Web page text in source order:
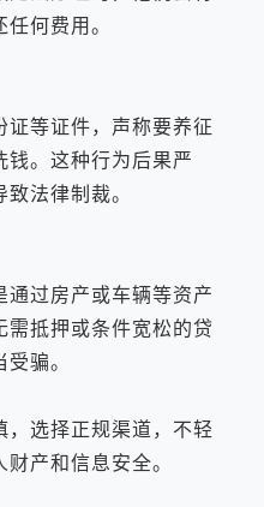
何费用。
等证件，声称要养征
。这种行为后果严
法律制裁。
过房产或车辆等资产
抵押或条件宽松的贷
骗。
选择正规渠道，不轻
产和信息安全。